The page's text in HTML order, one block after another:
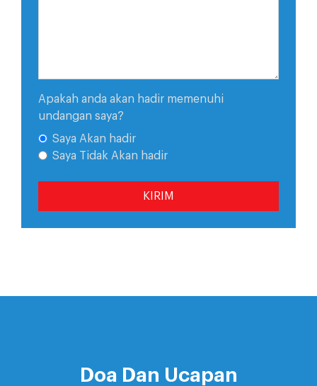
Apakah anda akan hadir memenuhi
undangan saya?
Saya Akan hadir
Saya Tidak Akan hadir
KIRIM
Doa Dan Ucapan